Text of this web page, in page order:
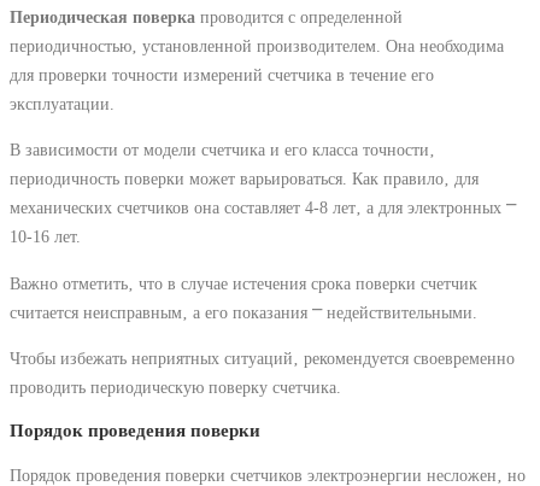
Периодическая поверка проводится с определенной
периодичностью‚ установленной производителем. Она необходима
для проверки точности измерений счетчика в течение его
эксплуатации.
В зависимости от модели счетчика и его класса точности‚
периодичность поверки может варьироваться. Как правило‚ для
механических счетчиков она составляет 4-8 лет‚ а для электронных ⎻
10-16 лет.
Важно отметить‚ что в случае истечения срока поверки счетчик
считается неисправным‚ а его показания ⎻ недействительными.
Чтобы избежать неприятных ситуаций‚ рекомендуется своевременно
проводить периодическую поверку счетчика.
Порядок проведения поверки
Порядок проведения поверки счетчиков электроэнергии несложен‚ но